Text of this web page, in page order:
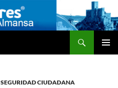
SEGURIDAD CIUDADANA